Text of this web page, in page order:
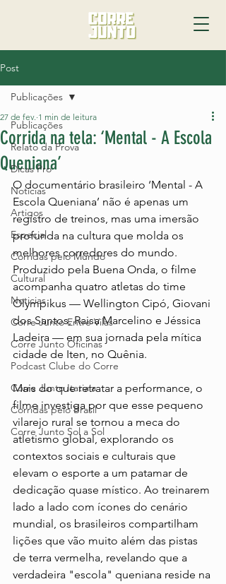
Post
Publicações
Relato da Prova
Dicas Pro
Notícias
Artigos
Especial
Corridas pelo Mundo
Cultural
Noticias
Corre Junto Entre Vilas
Corre Junto Oficinas
Podcast Clube do Corre
Corre Junto Itatiaia
Corridas pelo Brasil
Corre Junto Sol a Sol
Publicações
Corrida na tela: ‘Mental - A Escola
Queniana’
27 de fev. 1 min de leitura
O documentário brasileiro ‘Mental - A
Escola Queniana’ não é apenas um
registro de treinos, mas uma imersão
profunda na cultura que molda os
melhores corredores do mundo.
Produzido pela Buena Onda, o filme
acompanha quatro atletas do time
Olympikus — Wellington Cipó, Giovani
dos Santos, Raisa Marcelino e Jéssica
Ladeira — em sua jornada pela mítica
cidade de Iten, no Quênia.
Mais do que retratar a performance, o
filme investiga por que esse pequeno
vilarejo rural se tornou a meca do
atletismo global, explorando os
contextos sociais e culturais que
elevam o esporte a um patamar de
dedicação quase místico. Ao treinarem
lado a lado com ícones do cenário
mundial, os brasileiros compartilham
lições que vão muito além das pistas
de terra vermelha, revelando que a
verdadeira "escola" queniana reside na